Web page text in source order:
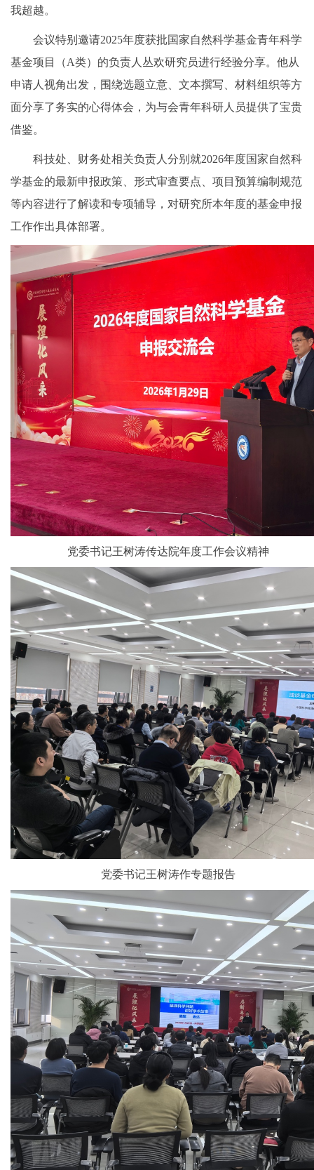
我超越。
会议特别邀请2025年度获批国家自然科学基金青年科学
基金项目（A类）的负责人丛欢研究员进行经验分享。他从
申请人视角出发，围绕选题立意、文本撰写、材料组织等方
面分享了务实的心得体会，为与会青年科研人员提供了宝贵
借鉴。
科技处、财务处相关负责人分别就2026年度国家自然科
学基金的最新申报政策、形式审查要点、项目预算编制规范
等内容进行了解读和专项辅导，对研究所本年度的基金申报
工作作出具体部署。
党委书记王树涛传达院年度工作会议精神
党委书记王树涛作专题报告